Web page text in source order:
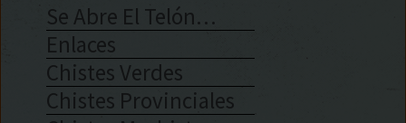
Se Abre El Telón…
Enlaces
Chistes Verdes
Chistes Provinciales